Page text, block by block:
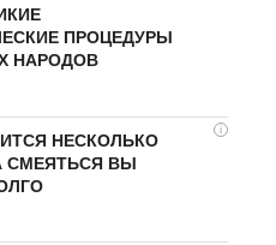
ПРОЦЕДУРЫ
НАРОДОВ
i
НЕСКОЛЬКО
СМЕЯТЬСЯ ВЫ